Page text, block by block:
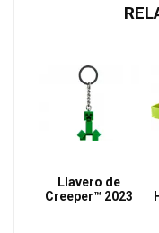
Llavero de
Creeper™ 2023